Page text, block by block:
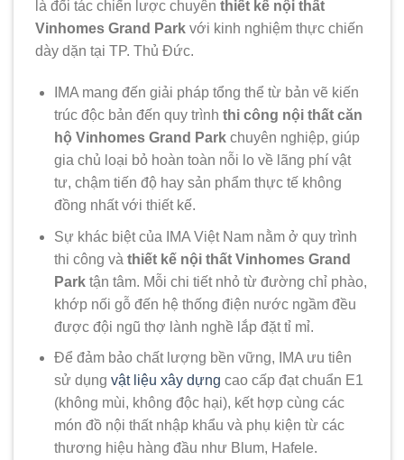
là đối tác chiến lược chuyên thiết kế nội thất
Vinhomes Grand Park với kinh nghiệm thực chiến
dày dặn tại TP. Thủ Đức.
IMA mang đến giải pháp tổng thể từ bản vẽ kiến
trúc độc bản đến quy trình thi công nội thất căn
hộ Vinhomes Grand Parkchuyên nghiệp, giúp
gia chủ loại bỏ hoàn toàn nỗi lo về lãng phí vật
tư, chậm tiến độ hay sản phẩm thực tế không
đồng nhất với thiết kế.
Sự khác biệt của IMA Việt Nam nằm ở quy trình
thi công và thiết kế nội thất Vinhomes Grand
Parktận tâm. Mỗi chi tiết nhỏ từ đường chỉ phào,
khớp nối gỗ đến hệ thống điện nước ngầm đều
được đội ngũ thợ lành nghề lắp đặt tỉ mỉ.
Để đảm bảo chất lượng bền vững, IMA ưu tiên
sử dụng vật liệu xây dựng cao cấp đạt chuẩn E1
(không mùi, không độc hại), kết hợp cùng các
món đồ nội thất nhập khẩu và phụ kiện từ các
thương hiệu hàng đầu như Blum, Hafele.